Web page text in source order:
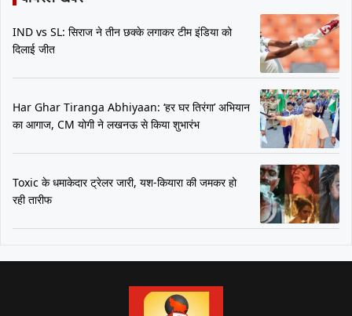
IND vs SL: सिराज ने तीन छक्के लगाकर टीम इंडिया को
दिलाई जीत
Har Ghar Tiranga Abhiyaan: ‘हर घर तिरंगा’ अभियान
का आगाज, CM योगी ने लखनऊ से किया शुभारंभ
Toxic के धमाकेदार ट्रेलर जारी, यश-कियारा की जमकर हो
रही तारीफ